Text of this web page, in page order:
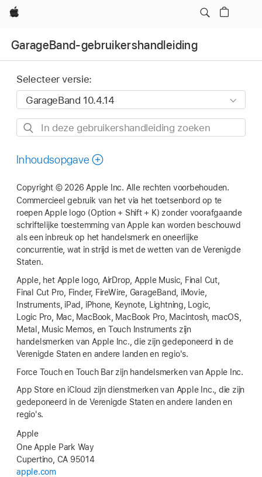
Apple
GarageBand-gebruikershandleiding
Selecteer versie:
In
gebruikershandleiding
Inhoudsopgave
Copyright © 2026 Apple Inc. Alle rechten voorbehouden.
Commercieel gebruik van het via het toetsenbord op te
roepen Apple logo (Option + Shift + K) zonder voorafgaande
schriftelijke toestemming van Apple kan worden beschouwd
als een inbreuk op het handelsmerk en oneerlijke
concurrentie, wat in strijd is met de wetten van de Verenigde
Staten.
Apple, het Apple logo, AirDrop, Apple Music, Final Cut,
Final Cut Pro, Finder, FireWire, GarageBand, iMovie,
Instruments, iPad, iPhone, Keynote, Lightning, Logic,
Logic Pro, Mac, MacBook, MacBook Pro, Macintosh, macOS,
Metal, Music Memos, en Touch Instruments zijn
handelsmerken van Apple Inc., die zijn gedeponeerd in de
Verenigde Staten en andere landen en regio's.
Force Touch en Touch Bar zijn handelsmerken van Apple Inc.
App Store en iCloud zijn dienstmerken van Apple Inc., die zijn
gedeponeerd in de Verenigde Staten en andere landen en
regio's.
Apple
One Apple Park Way
Cupertino, CA 95014
apple.com